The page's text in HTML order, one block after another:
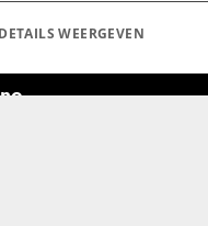
nieuwsbrief
DETAILS WEERGEVEN